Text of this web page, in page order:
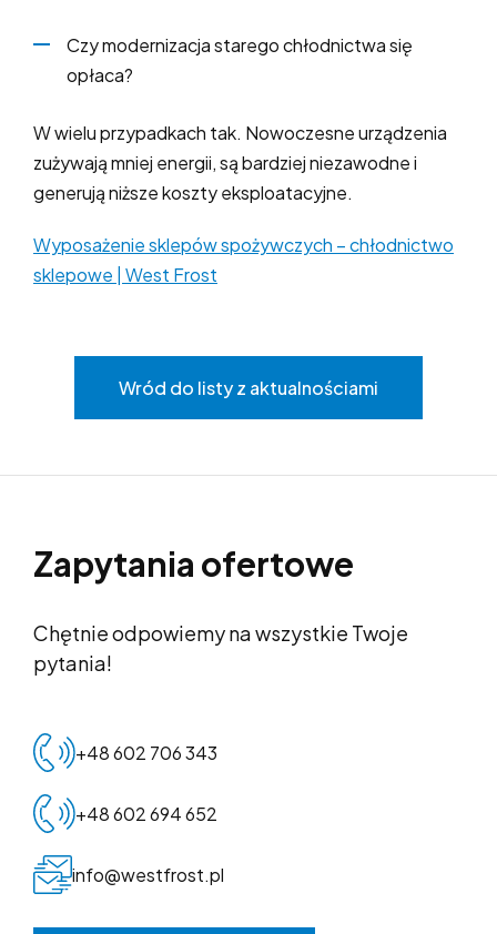
Czy modernizacja starego chłodnictwa się
opłaca?
W wielu przypadkach tak. Nowoczesne urządzenia
zużywają mniej energii, są bardziej niezawodne i
generują niższe koszty eksploatacyjne.
Wyposażenie sklepów spożywczych – chłodnictwo
sklepowe | West Frost
Wród do listy z aktualnościami
Zapytania ofertowe
Chętnie odpowiemy na wszystkie Twoje
pytania!
+48 602 706 343
+48 602 694 652
info@westfrost.pl